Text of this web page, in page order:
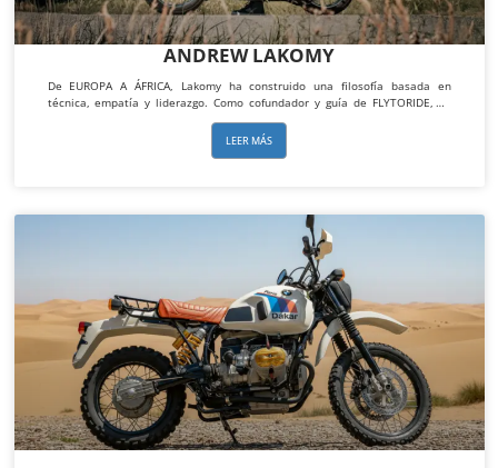
ANDREW LAKOMY
De EUROPA A ÁFRICA, Lakomy ha construido una filosofía basada en
técnica, empatía y liderazgo. Como cofundador y guía de FLYTORIDE, su
labor va mucho más allá de trazar rutas: implica leer a las personas bajo
presión, formar pilotos desde la confianza y demostrar que el
motociclismo de aventura es tan mental como físico. Para Andrew, la
personas, más que los kilómetros, definen las verdaderas expediciones.
BM: ¿Cuándo el viaje en moto se convirtió en una misión de vida? AL: Cada
viaje me enseñó algo nuevo sobre mí mismo, pero lo que realmente lo
transformó en una misión de vida fue darme cuenta de que, sobre la moto,
LEER MÁS